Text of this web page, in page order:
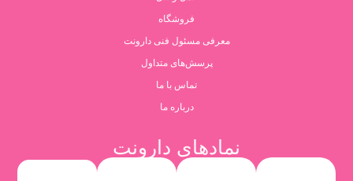
فروشگاه
معرفی مسئول فنی دارونت
پرسش‌های متداول
تماس با ما
درباره ما
نمادهای دارونت